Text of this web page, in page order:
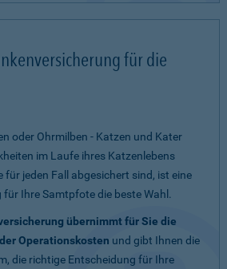
für die
oder Ohrmilben - Katzen und Kater
im Laufe ihres Katzenlebens
für jeden Fall abgesichert sind, ist eine
Ihre Samtpfote die beste Wahl.
übernimmt für Sie die
Operationskosten und gibt Ihnen die
die richtige Entscheidung für Ihre